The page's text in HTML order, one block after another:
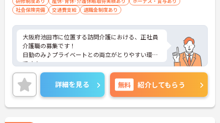
社会保険完備
交通費支給 退職金制度あり
大阪府池田市に位置する訪問介護における、正社員
介護職の募集です！
日勤のみ♪プライベートとの両立がとりやすい環境
です！
ご興味ある方には、面接対策ポイントなど、さらに
詳細をお話しいたしますのでお気軽にご相談くださ
い。
詳細を見る 無料 紹介してもらう